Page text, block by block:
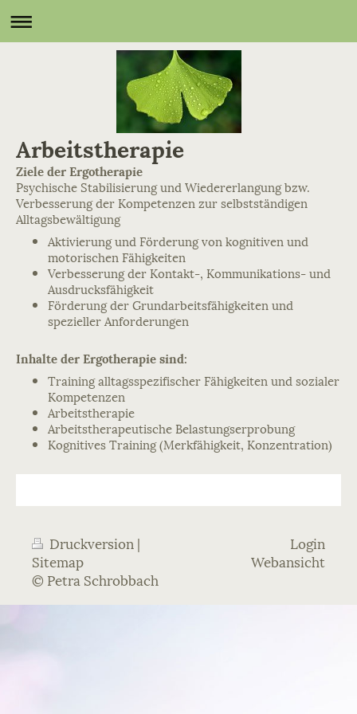
Arbeitstherapie
Ziele der Ergotherapie
Psychische Stabilisierung und Wiedererlangung bzw.
Verbesserung der Kompetenzen zur selbstständigen
Alltagsbewältigung
Aktivierung und Förderung von kognitiven und
motorischen Fähigkeiten
Verbesserung der Kontakt-, Kommunikations- und
Ausdrucksfähigkeit
Förderung der Grundarbeitsfähigkeiten und
spezieller Anforderungen
Inhalte der Ergotherapie sind:
Training alltagsspezifischer Fähigkeiten und sozialer
Kompetenzen
Arbeitstherapie
Arbeitstherapeutische Belastungserprobung
Kognitives Training (Merkfähigkeit, Konzentration)
Druckversion |
Sitemap
© Petra Schrobbach
Login
Webansicht